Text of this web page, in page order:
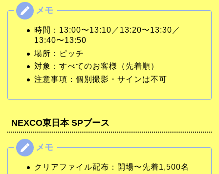
時間：13:00〜13:10／13:20〜13:30／
13:40〜13:50
場所：ピッチ
対象：すべてのお客様（先着順）
注意事項：個別撮影・サインは不可
NEXCO東日本 SPブース
クリアファイル配布：開場〜先着1,500名